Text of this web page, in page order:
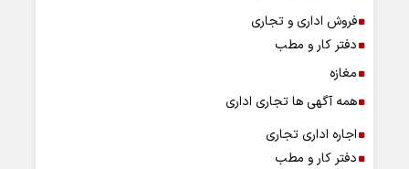
فروش اداری و تجاری
دفتر کار و مطب
مغازه
همه آگهی ها تجاری اداری
اجاره اداری تجاری
دفتر کار و مطب